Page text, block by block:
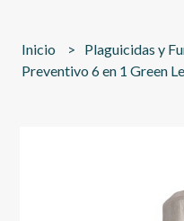
Inicio Plaguicidas y
Preventivo 6 en 1 Green